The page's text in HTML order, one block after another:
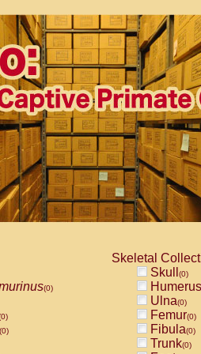
(0)
(0)
Skeletal
Skull (0)
Humerus
Ulna(0)
Femur(0)
Fibula(0)
Trunk(0)